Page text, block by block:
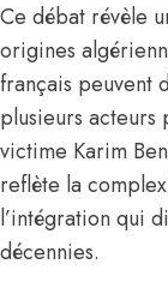
Ce débat révèle
origines
français peuvent
plusieurs acteurs
victime Karim
reflète la
l’intégration qui
décennies.